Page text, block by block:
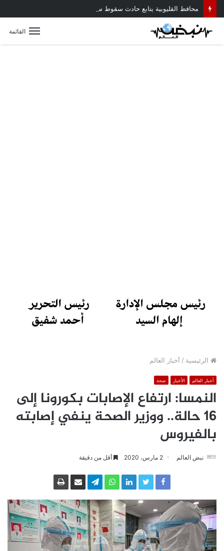
القائمة
الرئيسية / أخبار العالم
أخبار العالم الأخبار صحة
النمسا: ارتفاع الإصابات بكورونا إلى
16 حالة.. ووزير الصحة ينفي إصابته
بالفيروس
نبض العالم 2 مارس، 2020 أقل من دقيقة